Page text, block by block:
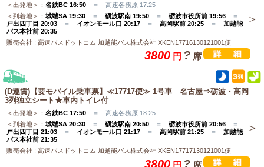
＜出発地＞： 名鉄BC 16:50 ＝ 高速各務原 17:25
＜到着地＞： 城端SA 19:30 ＝ 砺波駅南 19:50 ＝ 砺波市役所前 19:56 ＝
戸出四丁目 20:03 ＝ イオンモール口 20:17 ＝ 高岡駅前 20:25 ＝ 加越能
バス本社前 20:35
販売会社 : 高速バスドットコム 加越能バス株式会社 XKEN17716130121001便
3800 円 ? 席
(D運賃)【要モバイル乗車票】≪17717便≫ 1号車 名古屋⇒砺波・高岡
3列独立シート★車内トイレ付
＜出発地＞： 名鉄BC 17:50 ＝ 高速各務原 18:25
＜到着地＞： 城端SA 20:30 ＝ 砺波駅南 20:50 ＝ 砺波市役所前 20:56 ＝
戸出四丁目 21:03 ＝ イオンモール口 21:17 ＝ 高岡駅前 21:25 ＝ 加越能
バス本社前 21:35
販売会社 : 高速バスドットコム 加越能バス株式会社 XKEN17717130121001便
3800 円 ? 席